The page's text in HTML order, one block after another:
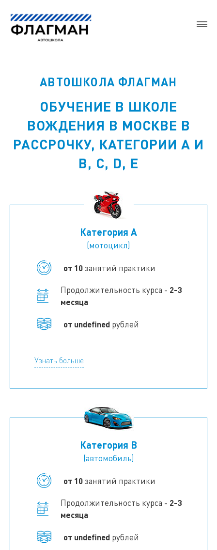
АВТОШКОЛА ФЛАГМАН
ОБУЧЕНИЕ В ШКОЛЕ
ВОЖДЕНИЯ В МОСКВЕ В
РАССРОЧКУ, КАТЕГОРИИ А И
B, C, D, E
Категория А
(мотоцикл)
от 10занятий практики
Продолжительность курса - 2-3
месяца
от undefined рублей
Узнать больше
Категория B
(автомобиль)
от 10занятий практики
Продолжительность курса - 2-3
месяца
от undefined рублей